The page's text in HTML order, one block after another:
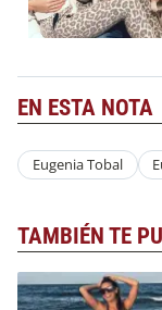
EN ESTA NOTA
Eugenia Tobal
TAMBIÉN TE